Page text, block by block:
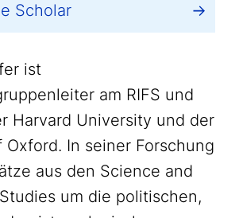
Scholar
ist
am RIFS und
Harvard University und der
Oxford. In seiner Forschung
aus den Science and
um die politischen,